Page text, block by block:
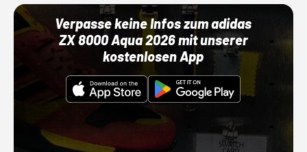
Verpasse keine Infos zum adidas
ZX 8000 Aqua 2026 mit unserer
kostenlosen App